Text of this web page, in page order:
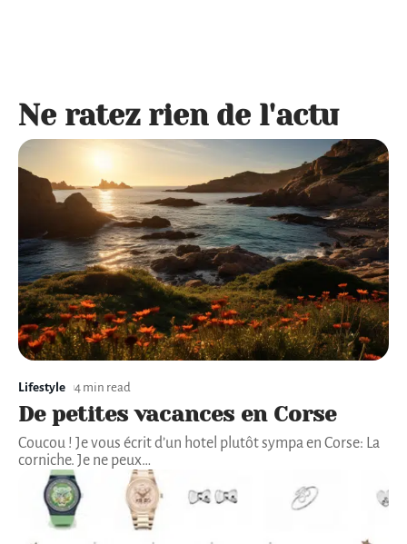
Ne ratez rien de l'actu
Lifestyle 4 min read
De petites vacances en Corse
Coucou ! Je vous écrit d’un hotel plutôt sympa en Corse: La
corniche. Je ne peux…